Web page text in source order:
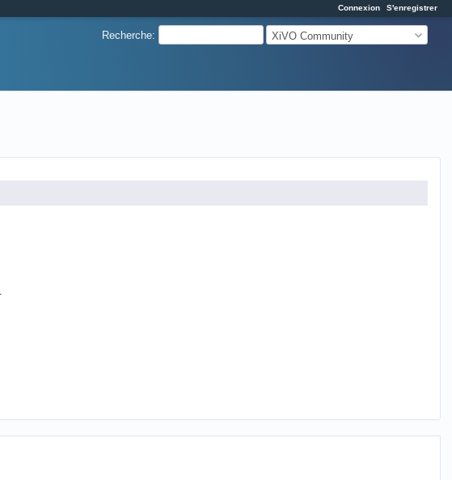
Connexion S'enregistrer
Recherche: XiVO Community